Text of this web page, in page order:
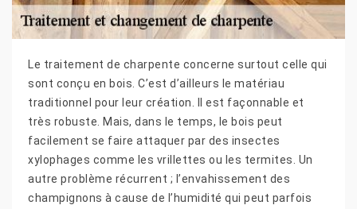
Le traitement de charpente concerne surtout celle qui
sont conçu en bois. C’est d’ailleurs le matériau
traditionnel pour leur création. Il est façonnable et
très robuste. Mais, dans le temps, le bois peut
facilement se faire attaquer par des insectes
xylophages comme les vrillettes ou les termites. Un
autre problème récurrent ; l’envahissement des
champignons à cause de l’humidité qui peut parfois